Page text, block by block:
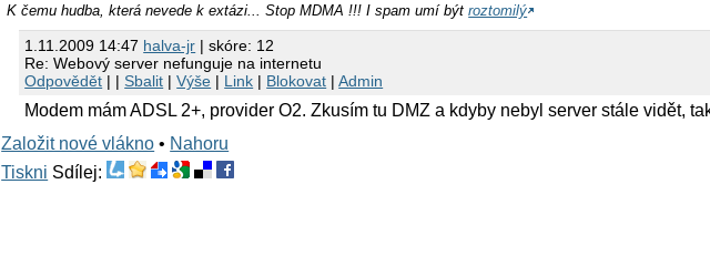
K čemu hudba, která nevede k extázi... Stop MDMA !!! I spam umí býtroztomilý
1.11.2009 14:47 halva-jr | skóre: 12
Re: Webový server nefunguje na internetu
Odpovědět | |Sbalit |Výše | Link | Blokovat |Admin
Modem mám ADSL 2+, provider O2. Zkusím tu DMZ a kdyby nebyl server stále vidět,
Založit nové vlákno • Nahoru
Tiskni Sdílej: